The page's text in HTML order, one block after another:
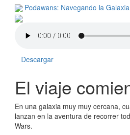
Podawans: Navegando la
Descargar
El viaje
En una galaxia muy muy cercana,
lanzan en la aventura de recorrer
Wars.